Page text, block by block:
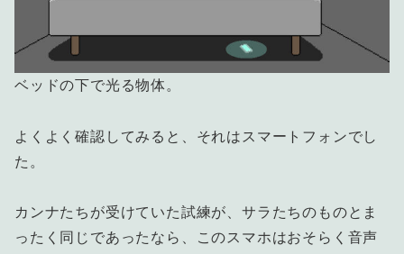
ベッドの下で光る物体。
よくよく確認してみると、それはスマートフォンでし
た。
カンナたちが受けていた試練が、サラたちのものとま
ったく同じであったなら、このスマホはおそらく音声